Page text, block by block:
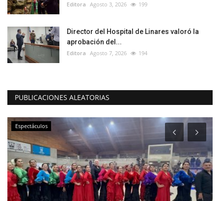
Editora Agosto 3, 2026 199
Director del Hospital de Linares valoró la
aprobación del...
Editora Agosto 7, 2026 194
PUBLICACIONES ALEATORIAS
Policial